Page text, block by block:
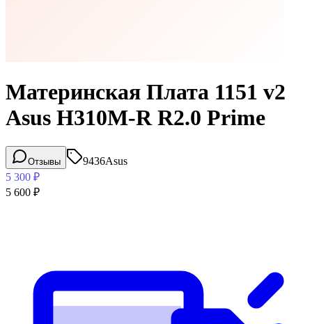
Материнская Плата 1151 v2
Asus H310M-R R2.0 Prime
Отзывы 9436Asus
5 300 ₽
5 600 ₽